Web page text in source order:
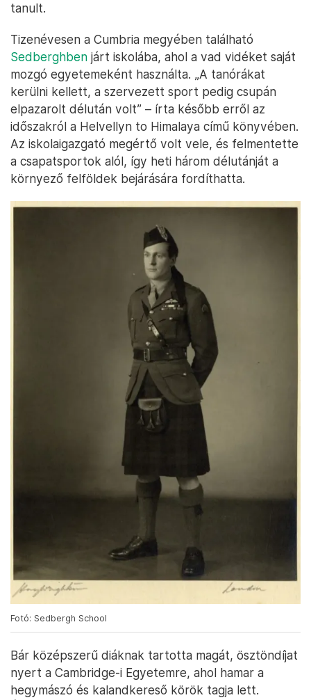
tanult.
Tizenévesen a Cumbria megyében található
Sedberghben járt iskolába, ahol a vad vidéket saját
mozgó egyetemeként használta. „A tanórákat
kerülni kellett, a szervezett sport pedig csupán
elpazarolt délután volt” – írta később erről az
időszakról a Helvellyn to Himalaya című könyvében.
Az iskolaigazgató megértő volt vele, és felmentette
a csapatsportok alól, így heti három délutánját a
környező felföldek bejárására fordíthatta.
Fotó: Sedbergh School
Bár középszerű diáknak tartotta magát, ösztöndíjat
nyert a Cambridge-i Egyetemre, ahol hamar a
hegymászó és kalandkereső körök tagja lett.